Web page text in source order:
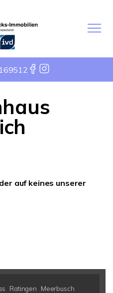
auf keines unserer
Ratingen
Meerbusch